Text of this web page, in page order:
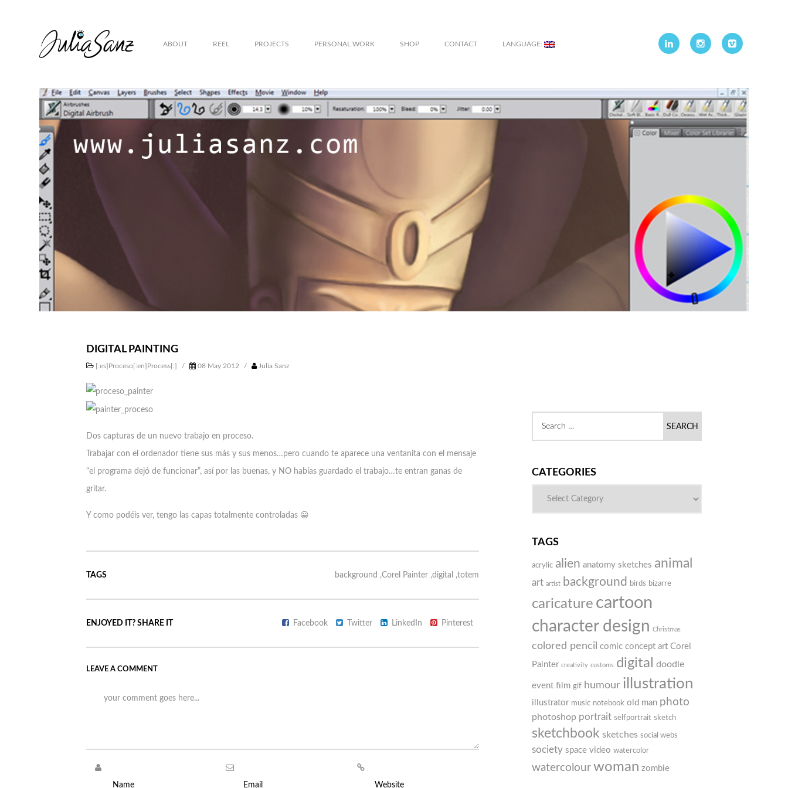
ABOUT REEL PROJECTS PERSONAL WORK SHOP CONTACT LANGUAGE:
DIGITAL PAINTING
[:es]Proceso[:en]Process[:] / 08 May 2012 / Julia Sanz
Dos capturas de un nuevo trabajo en proceso.
Trabajar con el ordenador tiene sus más y sus menos…pero cuando te aparece una ventanita con el mensaje
“el programa dejó de funcionar”, así por las buenas, y NO habías guardado el trabajo…te entran ganas de
gritar.
Y como podéis ver, tengo las capas totalmente controladas 😀
TAGS background ,Corel Painter,digital ,totem
ENJOYED IT? SHARE IT Facebook Twitter LinkedIn Pinterest
LEAVE A COMMENT
CATEGORIES
TAGS
acrylic alien anatomy sketches animal
art artist background birds bizarre
caricature cartoon
character design Christmas
colored pencil comic concept art Corel
Painter creativity customs digital doodle
event film gif humour illustration
illustrator music notebook old man photo
photoshop portrait selfportrait sketch
sketchbook sketches social webs
society space video watercolor
watercolour woman zombie